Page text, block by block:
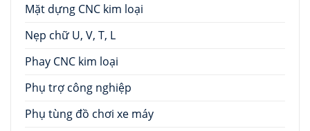
Mặt dựng CNC kim loại
Nẹp chữ U, V, T, L
Phay CNC kim loại
Phụ trợ công nghiệp
Phụ tùng đồ chơi xe máy